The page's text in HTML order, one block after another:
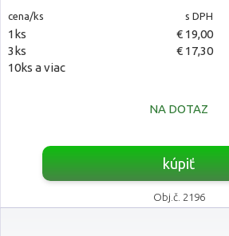
cena/ks s DPH
1ks € 19,00
3ks
€ 17,30
10ks a viac
NA DOTAZ
kúpiť
Obj.č. 2196